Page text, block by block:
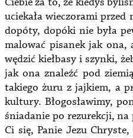
uciekała wieczorami
dopóty, dopóki nie była
malować pisanek jak ona,
wędzić kiełbasy i szynki,
jak ona znaleźć pod
takiego żuru z jajkiem, a
kultury. Błogosławimy,
śniadanie po rezurekcji, na
Ci się, Panie Jezu